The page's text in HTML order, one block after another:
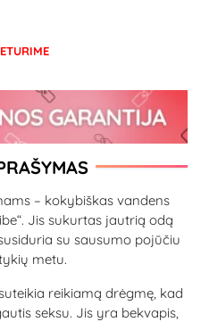
– kokybiškas vandens
Jis sukurtas jautrią odą
su sausumo pojūčiu
metu.
reikiamą drėgmę, kad
seksu. Jis yra bekvapis,